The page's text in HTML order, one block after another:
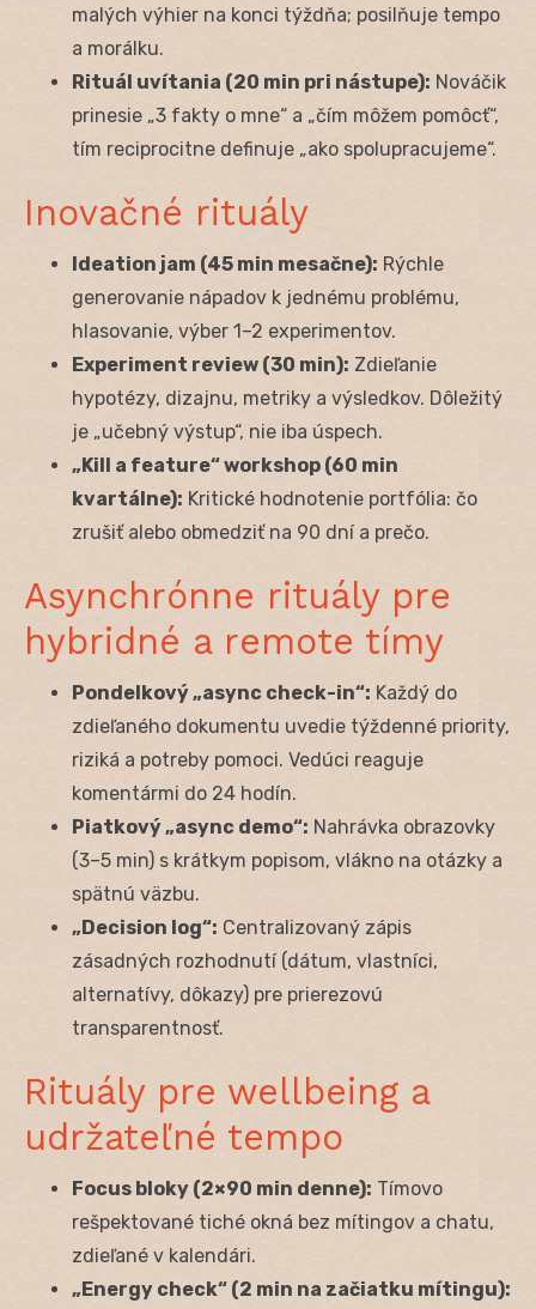
malých výhier na konci týždňa; posilňuje tempo
a morálku.
Rituál uvítania (20 min pri nástupe): Nováčik
prinesie „3 fakty o mne“ a „čím môžem pomôcť“,
tím reciprocitne definuje „ako spolupracujeme“.
Inovačné rituály
Ideation jam (45 min mesačne): Rýchle
generovanie nápadov k jednému problému,
hlasovanie, výber 1–2 experimentov.
Experiment review (30 min): Zdieľanie
hypotézy, dizajnu, metriky a výsledkov. Dôležitý
je „učebný výstup“, nie iba úspech.
„Kill a feature“ workshop (60 min
kvartálne): Kritické hodnotenie portfólia: čo
zrušiť alebo obmedziť na 90 dní a prečo.
Asynchrónne rituály pre
hybridné a remote tímy
Pondelkový „async check-in“: Každý do
zdieľaného dokumentu uvedie týždenné priority,
riziká a potreby pomoci. Vedúci reaguje
komentármi do 24 hodín.
Piatkový „async demo“: Nahrávka obrazovky
(3–5 min) s krátkym popisom, vlákno na otázky a
spätnú väzbu.
„Decision log“: Centralizovaný zápis
zásadných rozhodnutí (dátum, vlastníci,
alternatívy, dôkazy) pre prierezovú
transparentnosť.
Rituály pre wellbeing a
udržateľné tempo
Focus bloky (2×90 min denne): Tímovo
rešpektované tiché okná bez mítingov a chatu,
zdieľané v kalendári.
„Energy check“ (2 min na začiatku mítingu):